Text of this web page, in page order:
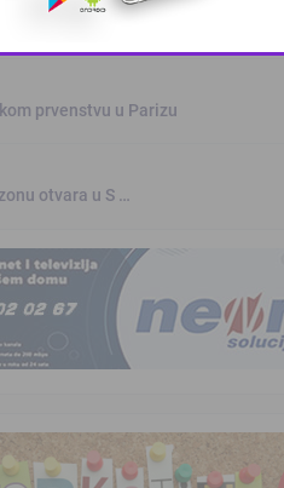
prvenstvu u Parizu
otvara u S …